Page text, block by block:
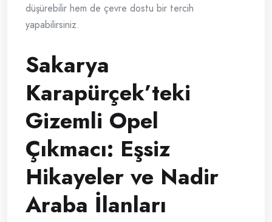
düşürebilir hem de çevre dostu bir tercih
yapabilirsiniz.
Sakarya
Karapürçek’teki
Gizemli Opel
Çıkmacı: Eşsiz
Hikayeler ve Nadir
Araba İlanları